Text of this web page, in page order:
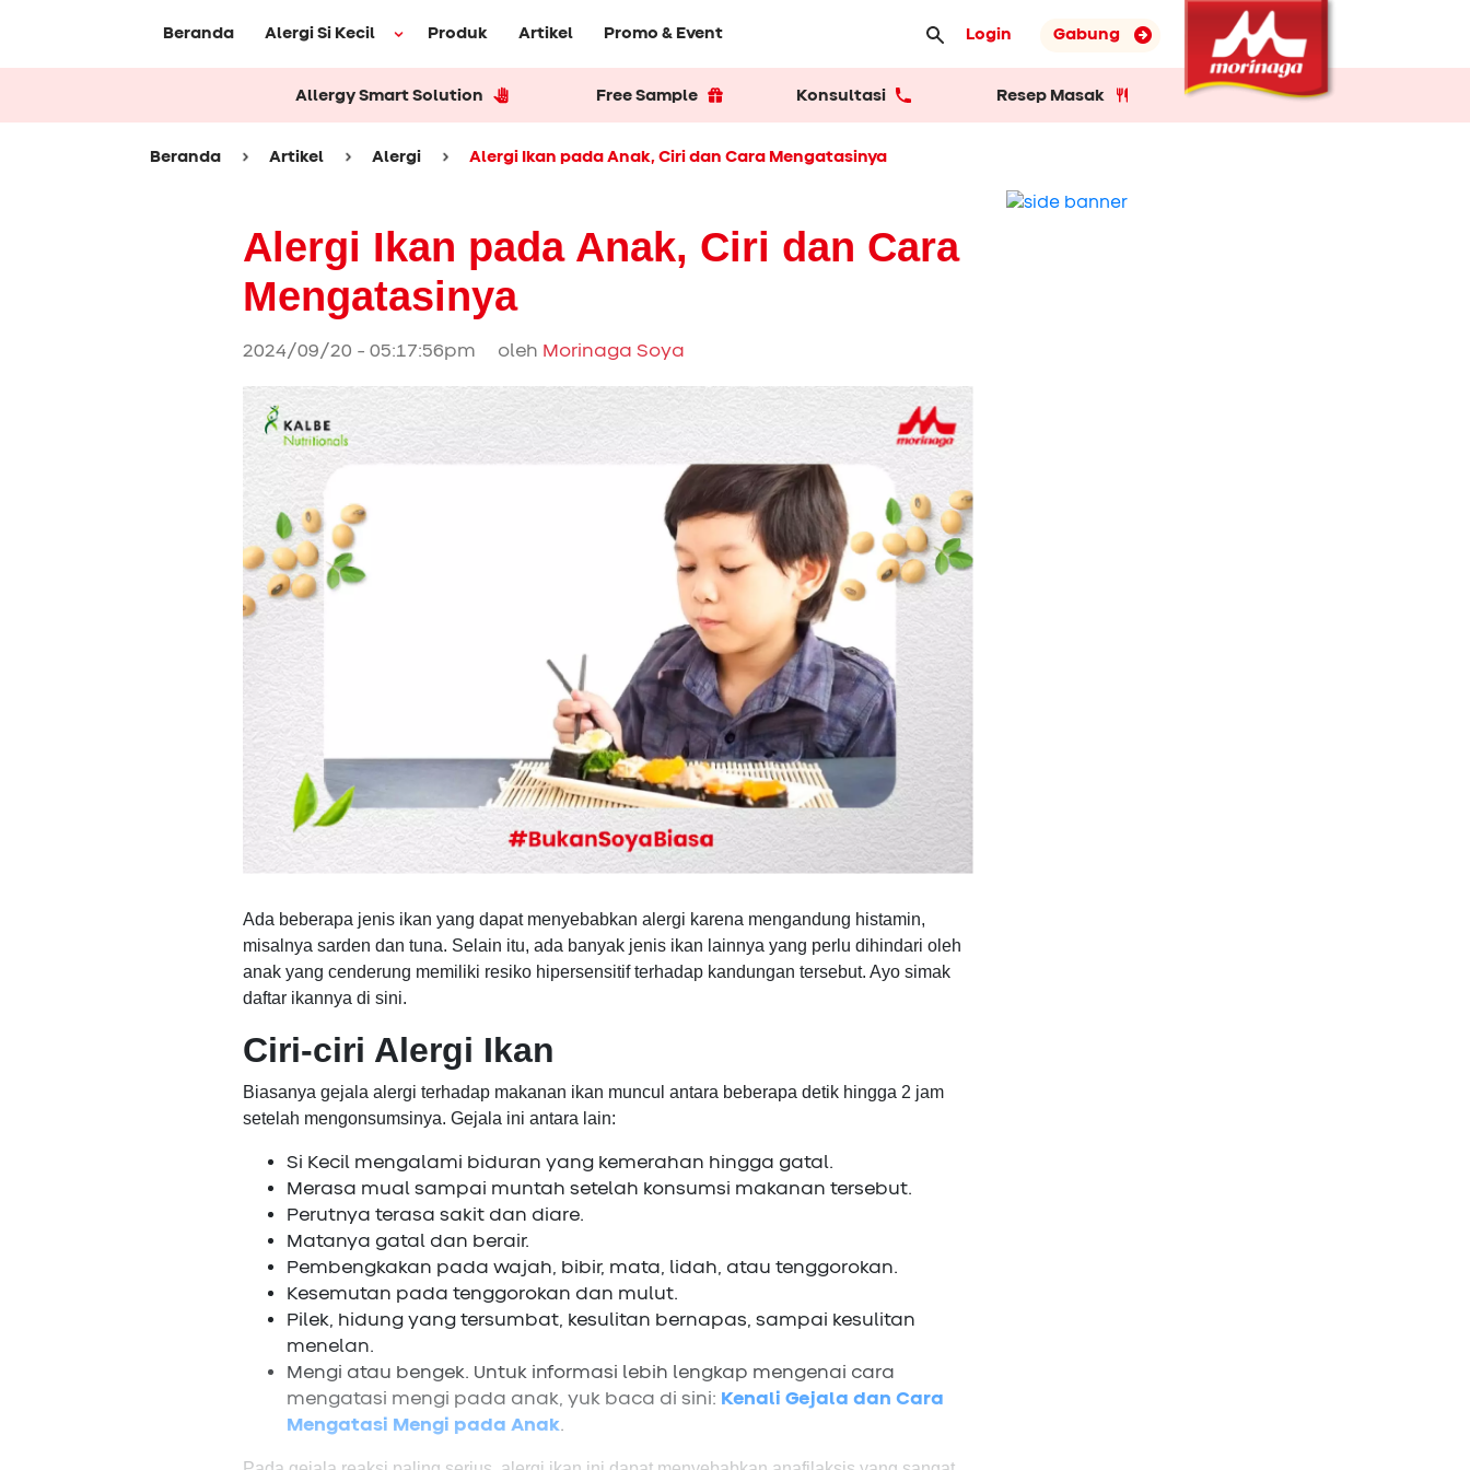
Beranda Alergi Si Kecil Produk Artikel Promo & Event Login Gabung
Allergy Smart Solution Free Sample Konsultasi Resep Masak
Beranda Artikel Alergi Alergi Ikan pada Anak, Ciri dan Cara Mengatasinya
Alergi Ikan pada Anak, Ciri dan Cara
Mengatasinya
2024/09/20 - 05:17:56pm oleh Morinaga Soya
Ada beberapa jenis ikan yang dapat menyebabkan alergi karena mengandung histamin,
misalnya sarden dan tuna. Selain itu, ada banyak jenis ikan lainnya yang perlu dihindari oleh
anak yang cenderung memiliki resiko hipersensitif terhadap kandungan tersebut. Ayo simak
daftar ikannya di sini.
Ciri-ciri Alergi Ikan
Biasanya gejala alergi terhadap makanan ikan muncul antara beberapa detik hingga 2 jam
setelah mengonsumsinya. Gejala ini antara lain:
Si Kecil mengalami biduran yang kemerahan hingga gatal.
Merasa mual sampai muntah setelah konsumsi makanan tersebut.
Perutnya terasa sakit dan diare.
Matanya gatal dan berair.
Pembengkakan pada wajah, bibir, mata, lidah, atau tenggorokan.
Kesemutan pada tenggorokan dan mulut.
Pilek, hidung yang tersumbat, kesulitan bernapas, sampai kesulitan
menelan.
Mengi atau bengek. Untuk informasi lebih lengkap mengenai cara
mengatasi mengi pada anak, yuk baca di sini: Kenali Gejala dan Cara
Mengatasi Mengi pada Anak.